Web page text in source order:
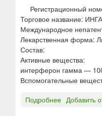
в
н
у
т
ь
0
0
м
г
н
г
а
м
а
*
Регистрационный
Торговое название:
Международное
Лекарственная форма:
Состав:
Активные вещества:
интерферон гамма —
Вспомогательные
Подробнее Добавить